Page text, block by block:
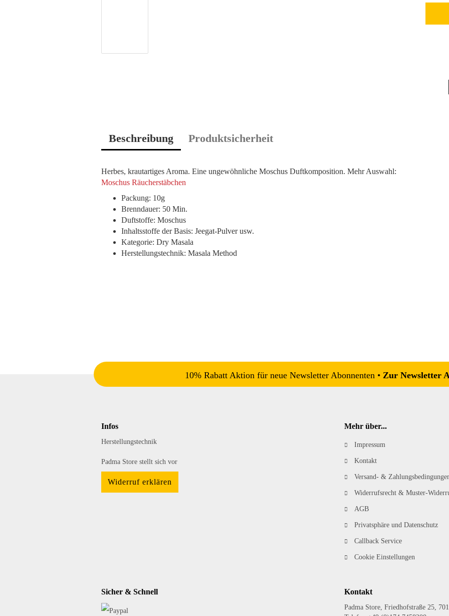
Beschreibung Produktsicherheit
Herbes, krautartiges Aroma. Eine ungewöhnliche Moschus Duftkomposition. Mehr Auswahl:
Moschus Räucherstäbchen
Packung: 10g
Brenndauer: 50 Min.
Duftstoffe: Moschus
Inhaltsstoffe der Basis: Jeegat-Pulver usw.
Kategorie: Dry Masala
Herstellungstechnik: Masala Method
10% Rabatt Aktion für neue Newsletter Abonnenten • Zur Newsletter
Infos
Herstellungstechnik
Padma Store stellt sich vor
Widerruf erklären
Mehr über...
Impressum
Kontakt
Versand- &
Widerrufsrecht & Muster-
AGB
Privatsphäre und Datenschutz
Callback Service
Cookie Einstellungen
Sicher & Schnell Kontakt
Padma Store, Friedhofstraße 25,